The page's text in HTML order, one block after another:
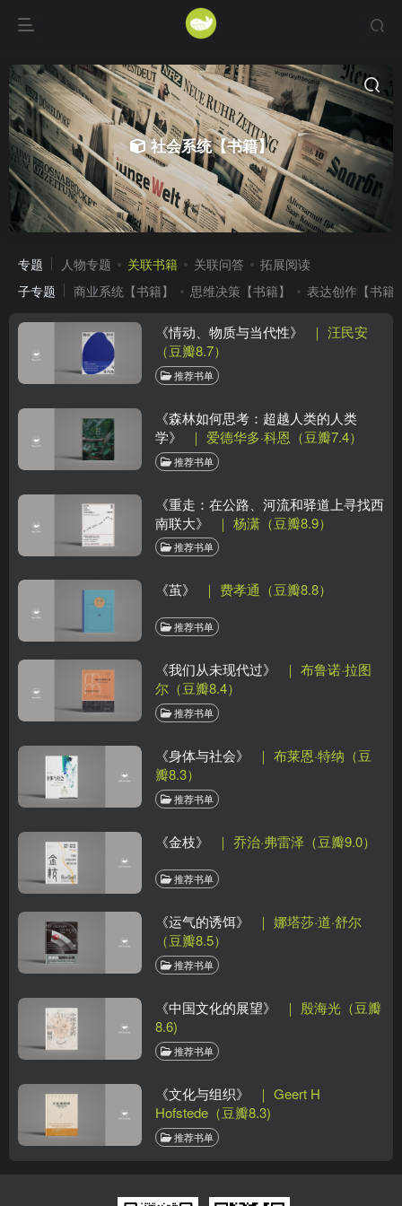
社会系统【书籍】
专题 人物专题 关联书籍 关联问答
拓展阅读
子专题
商业系统【书籍】 思维决策【书籍】 表达创作【书籍
《情动、物质与当代性》
｜ 汪民安
（豆瓣8.7）
推荐书单
《森林如何思考：超越人类的人类
学》
｜ 爱德华多·科恩（豆瓣7.4）
推荐书单
《重走：在公路、河流和驿道上寻找西
南联大》
｜ 杨潇（豆瓣8.9）
推荐书单
《茧》 ｜ 费孝通（豆瓣8.8）
推荐书单
《我们从未现代过》
｜ 布鲁诺·拉图
尔（豆瓣8.4）
推荐书单
《身体与社会》
｜ 布莱恩·特纳（豆
瓣8.3）
推荐书单
《金枝》 ｜ 乔治·弗雷泽（豆瓣9.0）
推荐书单
《运气的诱饵》
｜ 娜塔莎·道·舒尔
（豆瓣8.5）
推荐书单
《中国文化的展望》
｜ 殷海光（豆瓣
8.6)
推荐书单
《文化与组织》
｜ Geert H
Hofstede（豆瓣8.3)
推荐书单